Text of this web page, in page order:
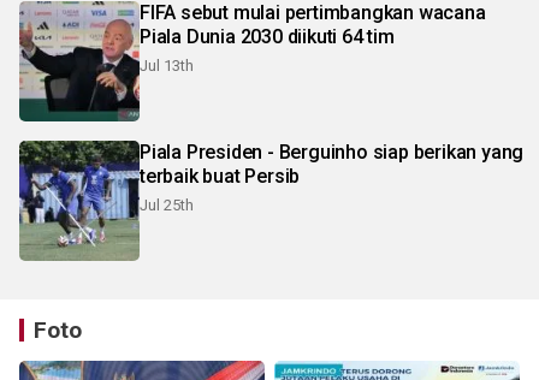
FIFA sebut mulai pertimbangkan wacana
Piala Dunia 2030 diikuti 64 tim
Jul 13th
Piala Presiden - Berguinho siap berikan yang
terbaik buat Persib
Jul 25th
Foto